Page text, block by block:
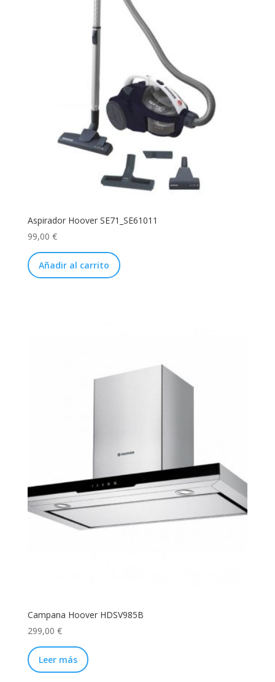
Aspirador Hoover SE71_SE61011
99,00 €
Añadir al carrito
Campana Hoover HDSV985B
299,00 €
Leer más